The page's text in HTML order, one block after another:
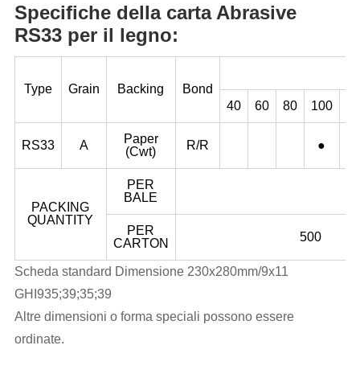
Specifiche della carta Abrasive
RS33 per il legno:
Type Grain Backing
Bond
40
60 80 100
RS33 A
Paper
(Cwt)
R/R ●
PACKING
QUANTITY
PER
BALE
PER
CARTON
500
Scheda standard Dimensione 230x280mm/9x11
GHI935;39;35;39
Altre dimensioni o forma speciali possono essere
ordinate.